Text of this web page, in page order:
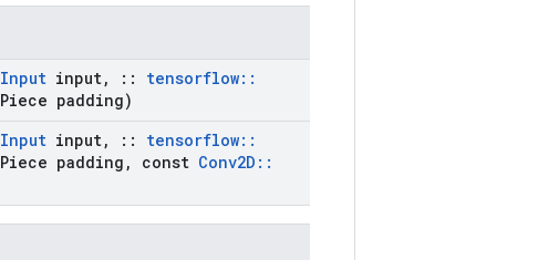
Input input, :: tensorflow::
Piece padding)
Input input, :: tensorflow::
Piece padding , const Conv2D ::